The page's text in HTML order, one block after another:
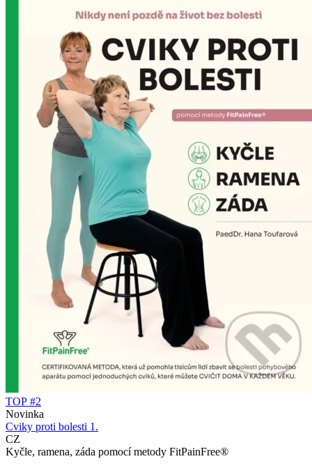
TOP #2
Novinka
Cviky proti bolesti 1.
CZ
Kyčle, ramena, záda pomocí metody FitPainFree®